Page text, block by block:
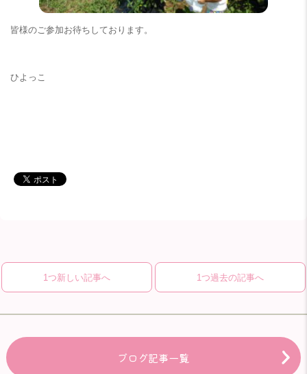
皆様のご参加お待ちしております。
ひよっこ
1つ新しい記事へ 1つ過去の記事へ
ブログ記事一覧